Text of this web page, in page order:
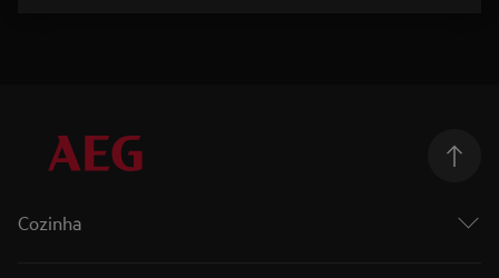
Cozinha